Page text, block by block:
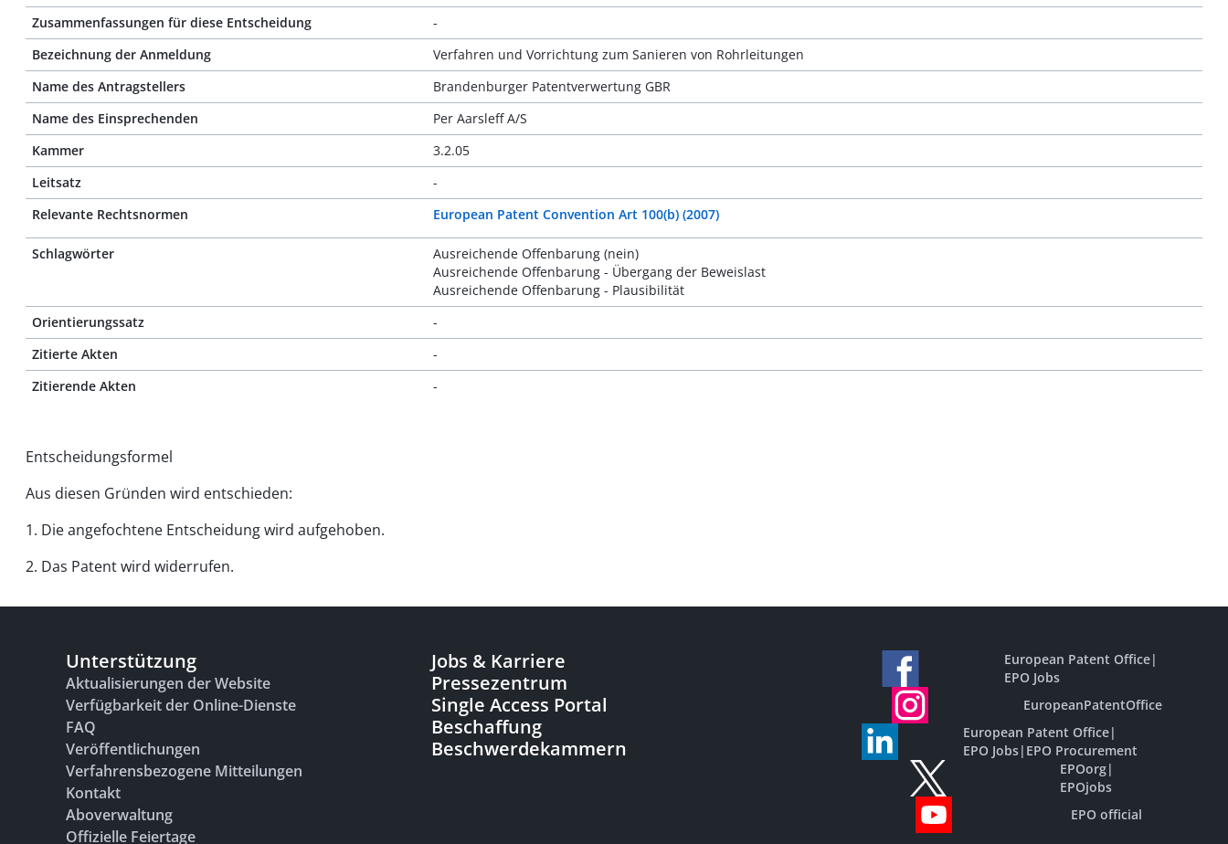
Zusammenfassungen für diese Entscheidung
-
Bezeichnung der Anmeldung
Verfahren und Vorrichtung zum Sanieren von Rohrleitungen
Name des Antragstellers
Brandenburger Patentverwertung GBR
Name des Einsprechenden
Per Aarsleff A/S
Kammer
3.2.05
Leitsatz
-
Relevante Rechtsnormen
European Patent Convention Art 100(b) (2007)
Schlagwörter
Ausreichende Offenbarung (nein)
Ausreichende Offenbarung - Übergang der Beweislast
Ausreichende Offenbarung - Plausibilität
Orientierungssatz
-
Zitierte Akten
-
Zitierende Akten
-
Entscheidungsformel
Aus diesen Gründen wird entschieden:
1. Die angefochtene Entscheidung wird aufgehoben.
2. Das Patent wird widerrufen.
Unterstützung
Aktualisierungen der Website
Verfügbarkeit der Online-Dienste
FAQ
Veröffentlichungen
Verfahrensbezogene Mitteilungen
Kontakt
Aboverwaltung
Offizielle Feiertage
Jobs & Karriere
Pressezentrum
Single Access Portal
Beschaffung
Beschwerdekammern
European Patent Office|
EPO Jobs
EuropeanPatentOffice
European Patent Office|
EPO Jobs| EPO Procurement
EPOorg|
EPOjobs
EPO official